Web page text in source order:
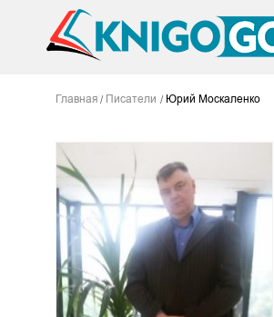
Главная Писатели Юрий Москаленко